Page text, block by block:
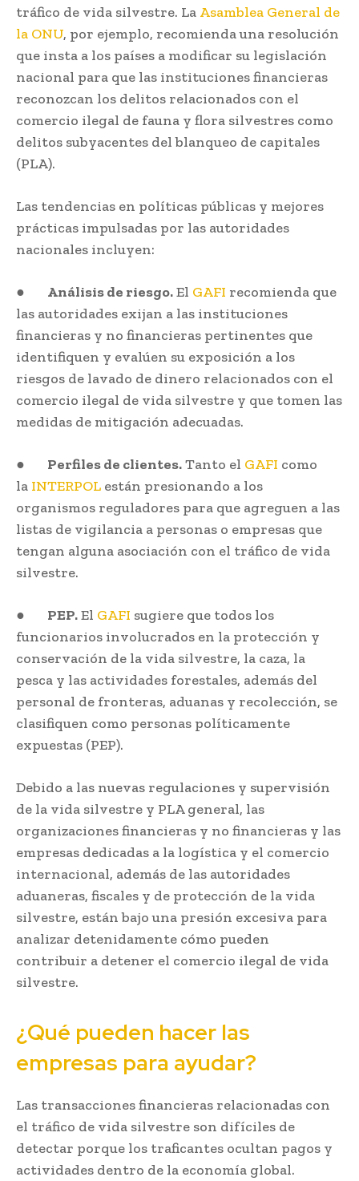
tráfico de vida silvestre. La Asamblea General de
la ONU, por ejemplo, recomienda una resolución
que insta a los países a modificar su legislación
nacional para que las instituciones financieras
reconozcan los delitos relacionados con el
comercio ilegal de fauna y flora silvestres como
delitos subyacentes del blanqueo de capitales
(PLA).
Las tendencias en políticas públicas y mejores
prácticas impulsadas por las autoridades
nacionales incluyen:
● Análisis de riesgo.El GAFI recomienda que
las autoridades exijan a las instituciones
financieras y no financieras pertinentes que
identifiquen y evalúen su exposición a los
riesgos de lavado de dinero relacionados con el
comercio ilegal de vida silvestre y que tomen las
medidas de mitigación adecuadas.
● Perfiles de clientes.Tanto el GAFI como
la INTERPOL están presionando a los
organismos reguladores para que agreguen a las
listas de vigilancia a personas o empresas que
tengan alguna asociación con el tráfico de vida
silvestre.
● PEP.El GAFI sugiere que todos los
funcionarios involucrados en la protección y
conservación de la vida silvestre, la caza, la
pesca y las actividades forestales, además del
personal de fronteras, aduanas y recolección, se
clasifiquen como personas políticamente
expuestas (PEP).
Debido a las nuevas regulaciones y supervisión
de la vida silvestre y PLA general, las
organizaciones financieras y no financieras y las
empresas dedicadas a la logística y el comercio
internacional, además de las autoridades
aduaneras, fiscales y de protección de la vida
silvestre, están bajo una presión excesiva para
analizar detenidamente cómo pueden
contribuir a detener el comercio ilegal de vida
silvestre.
¿Qué pueden hacer las
empresas para ayudar?
Las transacciones financieras relacionadas con
el tráfico de vida silvestre son difíciles de
detectar porque los traficantes ocultan pagos y
actividades dentro de la economía global.